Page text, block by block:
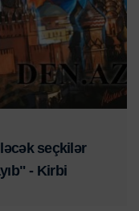
seçkilər
- Kirbi